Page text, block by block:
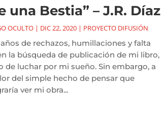
una Bestia” – J.R. Díaz
OCULTO| DIC 22, 2020| PROYECTO DIFUSIÓN
de rechazos, humillaciones y falta
la búsqueda de publicación de mi libro,
de luchar por mi sueño. Sin embargo, a
del simple hecho de pensar que
ver mi obra...